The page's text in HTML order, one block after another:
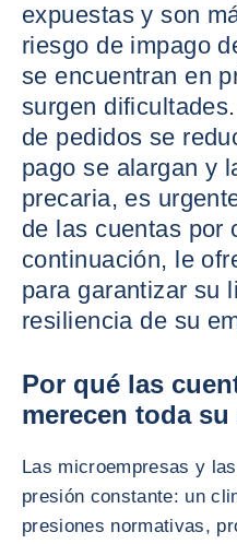
expuestas y son
riesgo de impago
se encuentran en
surgen
de pedidos se
pago se alargan y
precaria, es
de las cuentas por
continuación, le
para garantizar su
resiliencia de su
Por qué las
merecen toda
Las microempresas y
presión constante: un
presiones normativas,